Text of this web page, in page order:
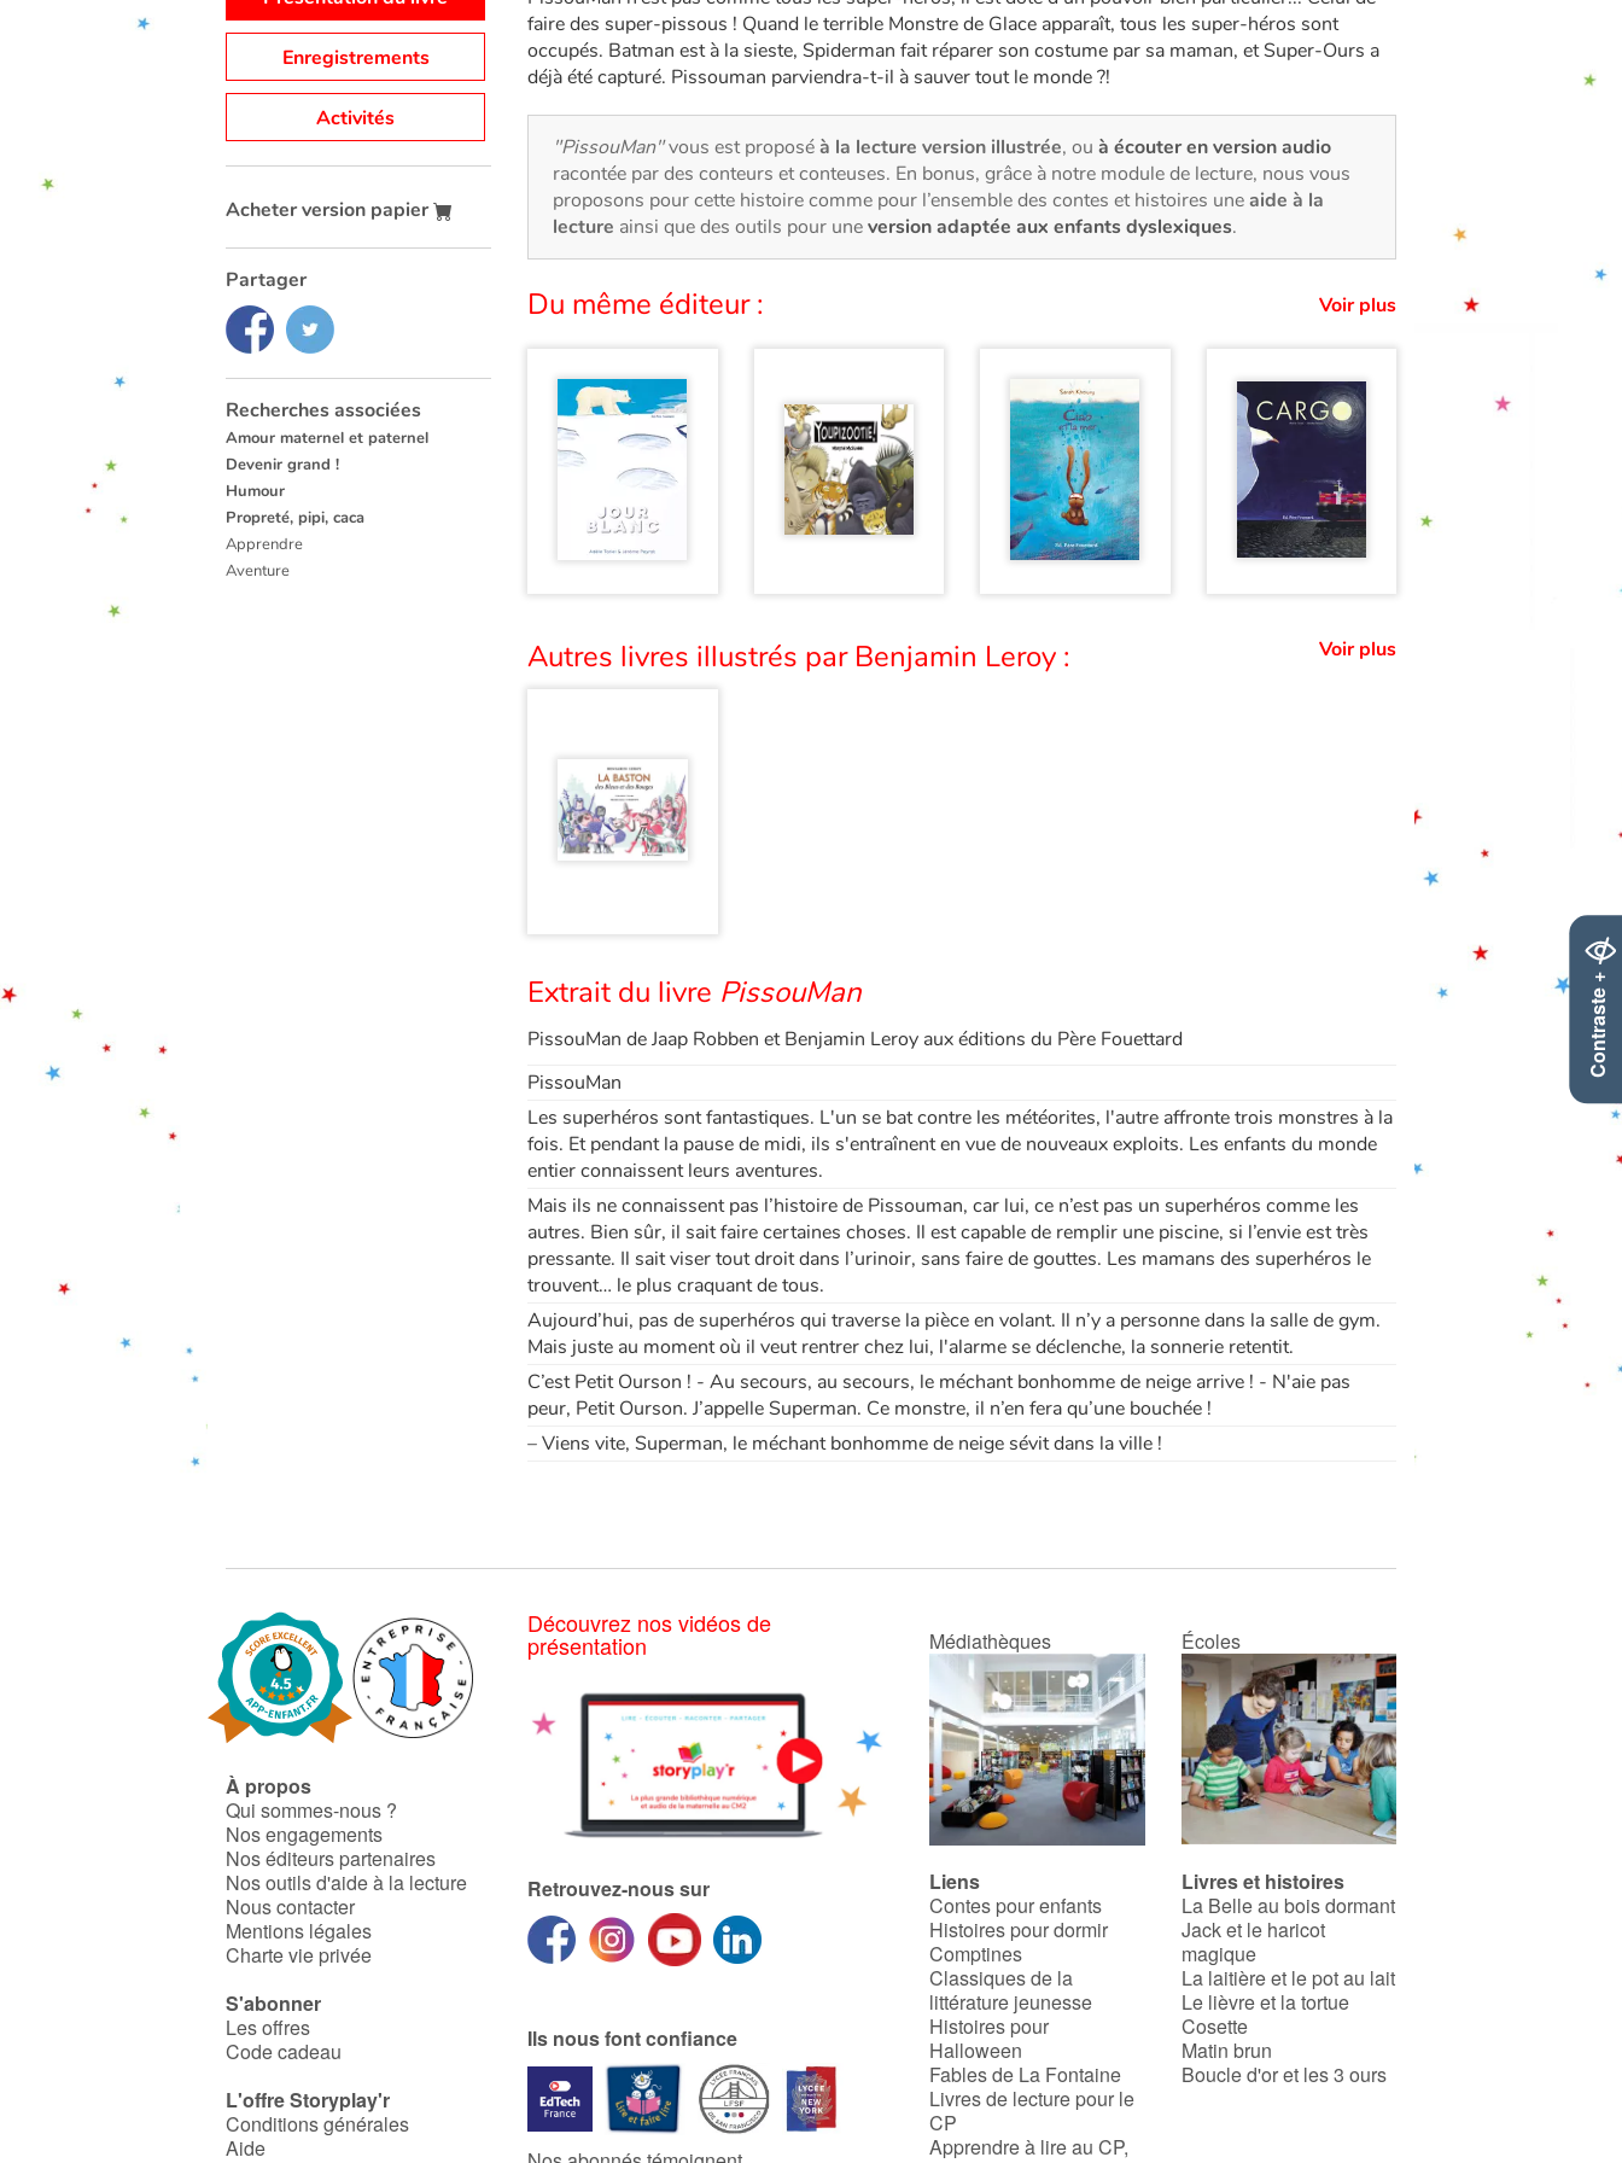
Contraste +
Enregistrements
Activités
Acheter version papier
Partager
Recherches associées
Amour maternel et paternel
Devenir grand !
Humour
Propreté, pipi, caca
Apprendre
Aventure
faire des super-pissous ! Quand le terrible Monstre de Glace apparaît, tous les super-héros sont
occupés. Batman est à la sieste, Spiderman fait réparer son costume par sa maman, et Super-Ours a
déjà été capturé. Pissouman parviendra-t-il à sauver tout le monde ?!
"PissouMan"vous est proposéà la lecture version illustrée, ou à écouter en version audio
racontée par des conteurs et conteuses. En bonus, grâce à notre module de lecture, nous vous
proposons pour cette histoire comme pour l’ensemble des contes et histoires uneaide à la
lecture ainsi que des outils pour uneversion adaptée aux enfants dyslexiques.
Du même éditeur : Voir plus
Autres livres illustrés par Benjamin Leroy : Voir plus
Extrait du livre PissouMan
PissouMan de Jaap Robben et Benjamin Leroy aux éditions du Père Fouettard
PissouMan
Les superhéros sont fantastiques. L'un se bat contre les météorites, l'autre affronte trois monstres à la
fois. Et pendant la pause de midi, ils s'entraînent en vue de nouveaux exploits. Les enfants du monde
entier connaissent leurs aventures.
Mais ils ne connaissent pas l’histoire de Pissouman, car lui, ce n’est pas un superhéros comme les
autres. Bien sûr, il sait faire certaines choses. Il est capable de remplir une piscine, si l’envie est très
pressante. Il sait viser tout droit dans l’urinoir, sans faire de gouttes. Les mamans des superhéros le
trouvent… le plus craquant de tous.
Aujourd’hui, pas de superhéros qui traverse la pièce en volant. Il n’y a personne dans la salle de gym.
Mais juste au moment où il veut rentrer chez lui, l'alarme se déclenche, la sonnerie retentit.
C’est Petit Ourson ! - Au secours, au secours, le méchant bonhomme de neige arrive ! - N'aie pas
peur, Petit Ourson. J’appelle Superman. Ce monstre, il n’en fera qu’une bouchée !
– Viens vite, Superman, le méchant bonhomme de neige sévit dans la ville !
À propos
Qui sommes-nous ?
Nos engagements
Nos éditeurs partenaires
Nos outils d'aide à la lecture
Nous contacter
Mentions légales
Charte vie privée
S'abonner
Les offres
Code cadeau
L'offre Storyplay'r
Conditions générales
Aide
Découvrez nos vidéos de
présentation
Retrouvez-nous sur
Ils nous font confiance
Médiathèques Écoles
Liens
Contes pour enfants
Histoires pour dormir
Comptines
Classiques de la
littérature jeunesse
Histoires pour
Halloween
Fables de La Fontaine
Livres de lecture pour le
CP
Apprendre à lire au CP,
Livres et histoires
La Belle au bois dormant
Jack et le haricot
magique
La laitière et le pot au lait
Le lièvre et la tortue
Cosette
Matin brun
Boucle d'or et les 3 ours